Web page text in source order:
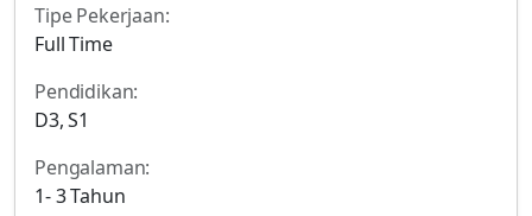
Tipe Pekerjaan:
Full Time
Pendidikan:
D3, S1
Pengalaman:
1- 3 Tahun